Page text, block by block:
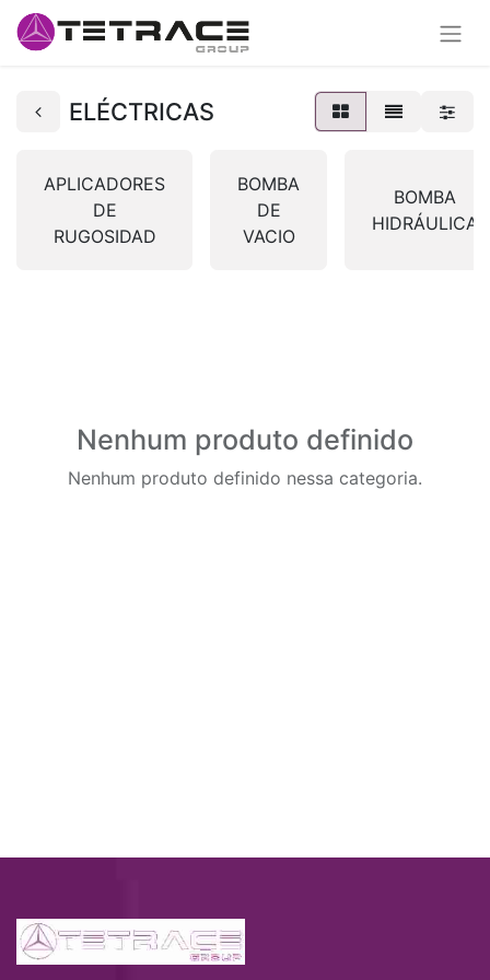
ELÉCTRICAS
APLICADORES
DE
RUGOSIDAD
BOMBA
DE
VACIO
BOMBA
HIDRÁULICA
Nenhum produto definido
Nenhum produto definido nessa categoria.